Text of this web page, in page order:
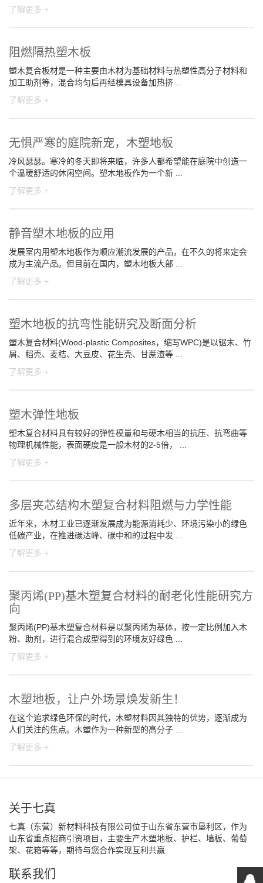
了解更多 +
阻燃隔热塑木板
塑木复合板材是一种主要由木材为基础材料与热塑性高分子材料和
加工助剂等，混合均匀后再经模具设备加热挤 ...
了解更多 +
无惧严寒的庭院新宠，木塑地板
冷风瑟瑟。寒冷的冬天即将来临，许多人都希望能在庭院中创造一
个温暖舒适的休闲空间。塑木地板作为一个新 ...
了解更多 +
静音塑木地板的应用
发展室内用塑木地板作为顺应潮流发展的产品，在不久的将来定会
成为主流产品。但目前在国内，塑木地板大部 ...
了解更多 +
塑木地板的抗弯性能研究及断面分析
塑木复合材料(Wood-plastic Composites，缩写WPC)是以锯末、竹
屑、稻壳、麦秸、大豆皮、花生壳、甘蔗渣等 ...
了解更多 +
塑木弹性地板
塑木复合材料具有较好的弹性模量和与硬木相当的抗压、抗弯曲等
物理机械性能，表面硬度是一般木材的2-5倍， ...
了解更多 +
多层夹芯结构木塑复合材料阻燃与力学性能
近年来，木材工业已逐渐发展成为能源消耗少、环境污染小的绿色
低碳产业，在推进碳达峰、碳中和的过程中发 ...
了解更多 +
聚丙烯(PP)基木塑复合材料的耐老化性能研究方
向
聚丙烯(PP)基木塑复合材料是以聚丙烯为基体，按一定比例加入木
粉、助剂，进行混合成型得到的环境友好绿色 ...
了解更多 +
木塑地板，让户外场景焕发新生！
在这个追求绿色环保的时代，木塑材料因其独特的优势，逐渐成为
人们关注的焦点。木塑作为一种新型的高分子 ...
了解更多 +
关于七真
七真（东营）新材料科技有限公司位于山东省东营市垦利区，作为
山东省重点招商引资项目，主要生产木塑地板、护栏、墙板、葡萄
架、花箱等等，期待与您合作实现互利共赢
联系我们